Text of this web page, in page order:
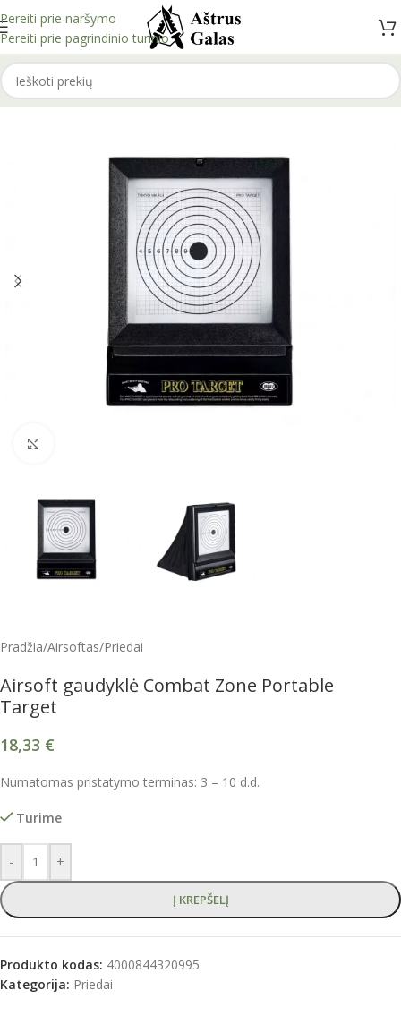
Pereiti prie naršymo
Pereiti prie pagrindinio turinio
Pradžia/Airsoftas/Priedai
Airsoft gaudyklė Combat Zone Portable
Target
18,33 €
Numatomas pristatymo terminas: 3 – 10 d.d.
Turime
- +
Į KREPŠELĮ
Produkto kodas: 4000844320995
Kategorija: Priedai